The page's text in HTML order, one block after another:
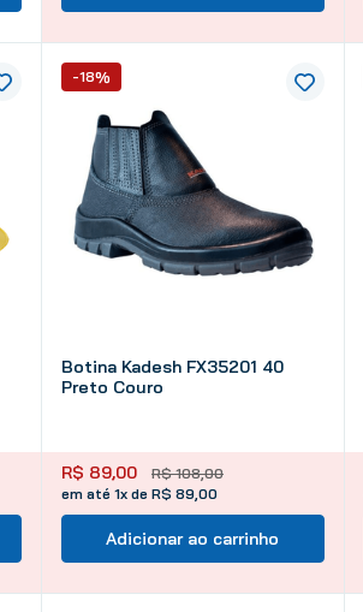
Botina Kadesh FX35201 40
Preto Couro
R$ 108,00
R$ 89,00
em até 1x de R$ 89,00
-18%
Adicionar ao carrinho